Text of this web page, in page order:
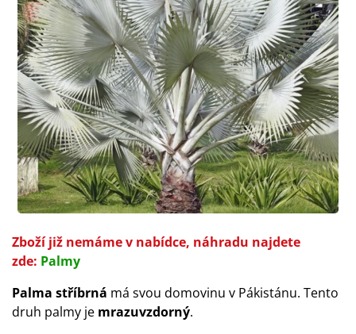
Zboží již nemáme v nabídce, náhradu najdete
zde: Palmy
Palma stříbrná má svou domovinu v Pákistánu. Tento
druh palmy je mrazuvzdorný.